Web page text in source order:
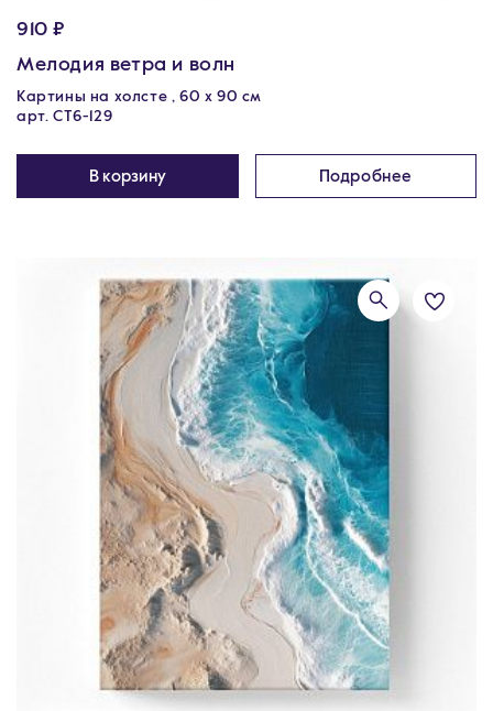
910 ₽
Мелодия ветра и волн
Картины на холсте , 60 х 90 см
арт. CT6-129
В корзину Подробнее